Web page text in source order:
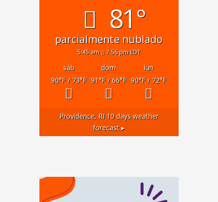
81°
parcialmente nublado
5:45 am 7:56 pm EDT
sáb dom
lun
90°F/ 73°F 91°F/ 66°F 90°F/ 72°F
Providence, RI10 days weather
forecast ▸